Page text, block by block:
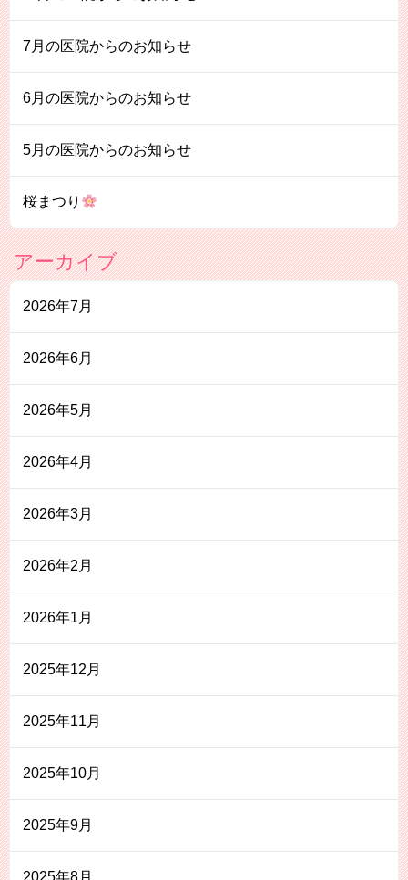
7月の医院からのお知らせ
6月の医院からのお知らせ
5月の医院からのお知らせ
桜まつり
アーカイブ
2026年7月
2026年6月
2026年5月
2026年4月
2026年3月
2026年2月
2026年1月
2025年12月
2025年11月
2025年10月
2025年9月
2025年8月